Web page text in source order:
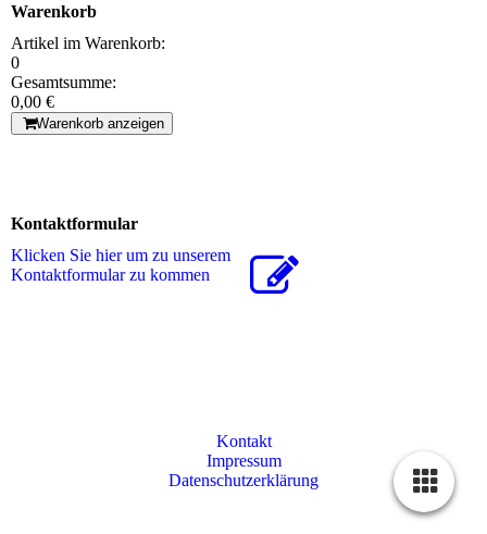
Warenkorb
Artikel im Warenkorb:
0
Gesamtsumme:
0,00 €
Warenkorb anzeigen
Kontaktformular
Klicken Sie hier um zu unserem
Kon­takt­for­mu­lar zu kommen
Kontakt
Impressum
Datenschutzerklärung